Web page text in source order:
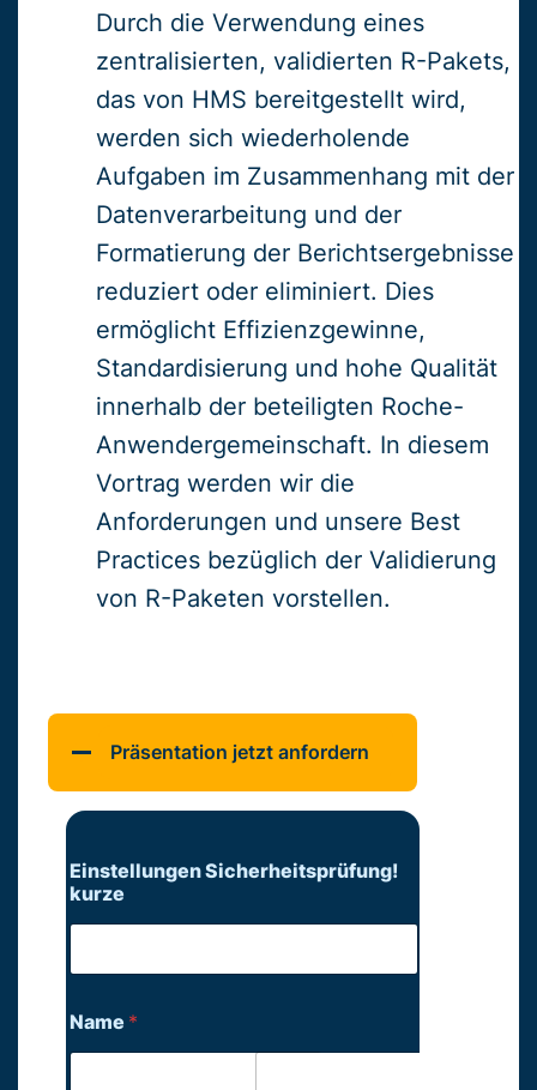
Durch die Verwendung eines
zentralisierten, validierten R-Pakets,
das von HMS bereitgestellt wird,
werden sich wiederholende
Aufgaben im Zusammenhang mit der
Datenverarbeitung und der
Formatierung der Berichtsergebnisse
reduziert oder eliminiert. Dies
ermöglicht Effizienzgewinne,
Standardisierung und hohe Qualität
innerhalb der beteiligten Roche-
Anwendergemeinschaft. In diesem
Vortrag werden wir die
Anforderungen und unsere Best
Practices bezüglich der Validierung
von R-Paketen vorstellen.
Präsentation jetzt anfordern
Einstellungen Sicherheitsprüfung!
kurze
Name *